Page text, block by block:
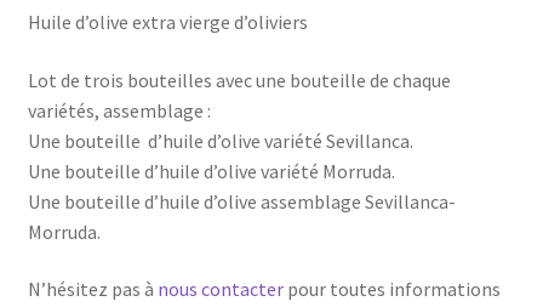
Huile d’olive extra vierge d’oliviers
Lot de trois bouteilles avec une bouteille de chaque
variétés, assemblage :
Une bouteille d’huile d’olive variété Sevillanca.
Une bouteille d’huile d’olive variété Morruda.
Une bouteille d’huile d’olive assemblage Sevillanca-
Morruda.
N’hésitez pas à nous contacterpour toutes informations